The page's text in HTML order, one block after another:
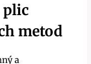
plic
metod
a